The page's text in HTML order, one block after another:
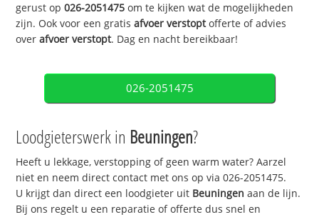
gerust op026-2051475 om te kijken wat de mogelijkheden
zijn. Ook voor een gratisafvoer verstoptofferte of advies
overafvoer verstopt. Dag en nacht bereikbaar!
026-2051475
Loodgieterswerk in Beuningen?
Heeft u lekkage, verstopping of geen warm water? Aarzel
niet en neem direct contact met ons op via 026-2051475.
U krijgt dan direct een loodgieter uit Beuningen aan de lijn.
Bij ons regelt u een reparatie of offerte dus snel en